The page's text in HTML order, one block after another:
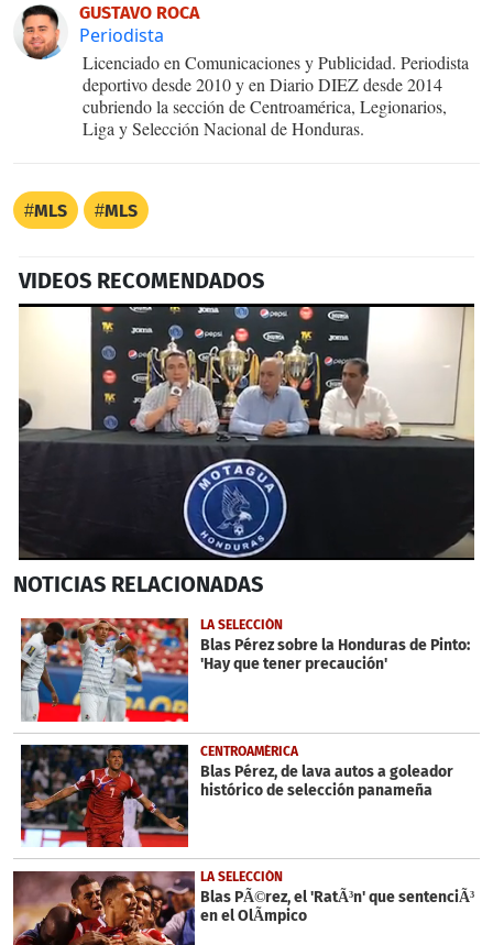
GUSTAVO ROCA
Periodista
Licenciado en Comunicaciones y Publicidad. Periodista
deportivo desde 2010 y en Diario DIEZ desde 2014
cubriendo la sección de Centroamérica, Legionarios,
Liga y Selección Nacional de Honduras.
MLS MLS
VIDEOS RECOMENDADOS
seconds
1
minute,
4
seconds
NOTICIAS RELACIONADAS
LA SELECCIÓN
Blas Pérez sobre la Honduras de Pinto:
'Hay que tener precaución'
CENTROAMÉRICA
Blas Pérez, de lava autos a goleador
histórico de selección panameña
LA SELECCIÓN
Blas PÃ©rez, el 'RatÃ³n' que sentenciÃ³
en el OlÃ­mpico